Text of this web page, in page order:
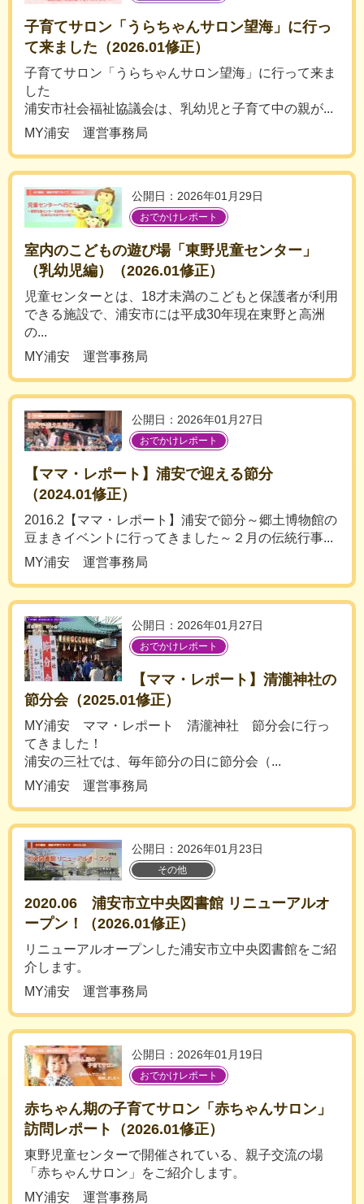
子育てサロン「うらちゃんサロン望海」に行っ
て来ました（2026.01修正）
子育てサロン「うらちゃんサロン望海」に行って来ま
した
浦安市社会福祉協議会は、乳幼児と子育て中の親が...
MY浦安 運営事務局
公開日：2026年01月29日
おでかけレポート
室内のこどもの遊び場「東野児童センター」
（乳幼児編）（2026.01修正）
児童センターとは、18才未満のこどもと保護者が利用
できる施設で、浦安市には平成30年現在東野と高洲
の...
MY浦安 運営事務局
公開日：2026年01月27日
おでかけレポート
【ママ・レポート】浦安で迎える節分
（2024.01修正）
2016.2【ママ・レポート】浦安で節分～郷土博物館の
豆まきイベントに行ってきました～２月の伝統行事...
MY浦安 運営事務局
公開日：2026年01月27日
おでかけレポート
【ママ・レポート】清瀧神社の
節分会（2025.01修正）
MY浦安 ママ・レポート 清瀧神社 節分会に行っ
てきました！
浦安の三社では、毎年節分の日に節分会（...
MY浦安 運営事務局
公開日：2026年01月23日
その他
2020.06 浦安市立中央図書館 リニューアルオ
ープン！（2026.01修正）
リニューアルオープンした浦安市立中央図書館をご紹
介します。
MY浦安 運営事務局
公開日：2026年01月19日
おでかけレポート
赤ちゃん期の子育てサロン「赤ちゃんサロン」
訪問レポート（2026.01修正）
東野児童センターで開催されている、親子交流の場
「赤ちゃんサロン」をご紹介します。
MY浦安 運営事務局